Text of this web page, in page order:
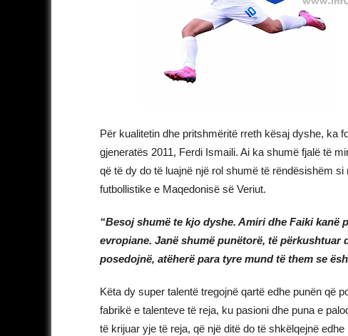
Për kualitetin dhe pritshmëritë rreth kësaj dyshe, ka
gjeneratës 2011, Ferdi Ismaili. Ai ka shumë fjalë të
që të dy do të luajnë një rol shumë të rëndësishëm
futbollistike e Maqedonisë së Veriut.
“Besoj shumë te kjo dyshe. Amiri dhe Faiki
evropiane. Janë shumë punëtorë, të
posedojnë, atëherë para tyre mund të them se
Këta dy super talentë tregojnë qartë edhe punën që
fabrikë e talenteve të reja, ku pasioni dhe puna e
të krijuar yje të reja, që një ditë do të shkëlqejnë